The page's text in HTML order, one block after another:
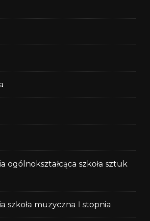
ogólnokształcąca szkoła sztuk
szkoła muzyczna I stopnia